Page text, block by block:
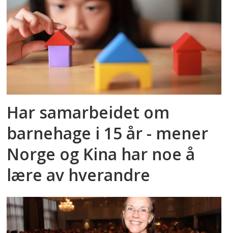
Har samarbeidet om
barnehage i 15 år - mener
Norge og Kina har noe å
lære av hverandre